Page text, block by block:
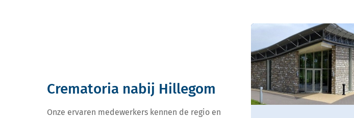
Crematoria nabij Hillegom
Onze ervaren medewerkers kennen de regio en